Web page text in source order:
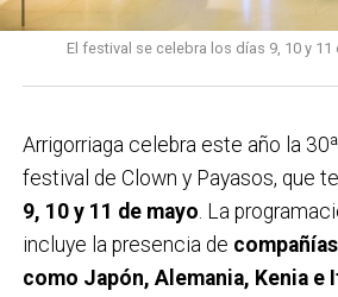
El festival se celebra los días 9, 10 y
Arrigorriaga celebra este año la
festival de Clown y Payasos, que
9, 10 y 11 de mayo . La
incluye la presencia de
como Japón, Alemania, Kenia e